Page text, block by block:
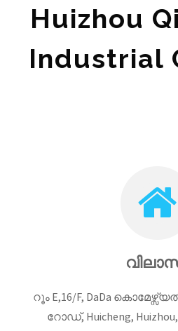
Huizhou
Industrial
റൂം E,16/F, DaDa
റോഡ്, Huicheng, Huizhou,